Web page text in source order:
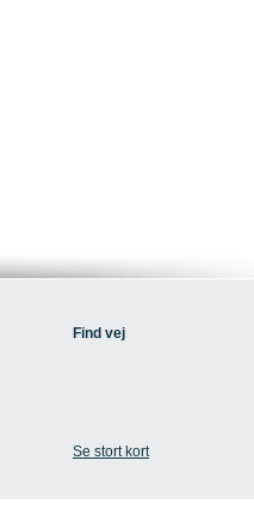
Find vej
Se stort kort